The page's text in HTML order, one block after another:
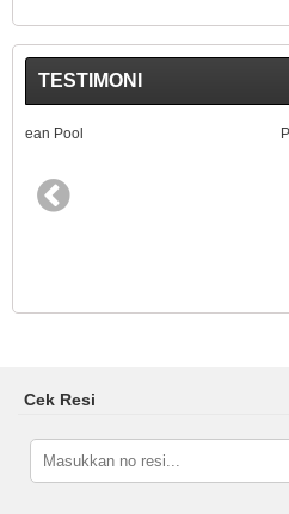
TESTIMONI
Rudy Kris-BSD
Pelayananya
Cek Resi